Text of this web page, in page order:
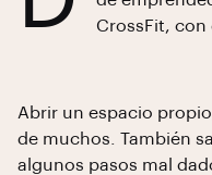
CrossFit, con
Abrir un espacio
de muchos. También
algunos pasos mal